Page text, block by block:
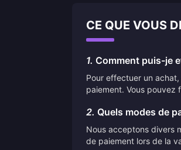
CE QUE VOUS
1. Comment puis-je
Pour effectuer un
paiement. Vous pouvez
2. Quels modes de
Nous acceptons divers
de paiement lors de la